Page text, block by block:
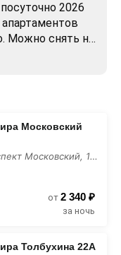
2026
Можно снять на
карта.
Московский
г. Ярославль, проспект Московский, 159
от 2 340 ₽
за ночь
Толбухина 22А